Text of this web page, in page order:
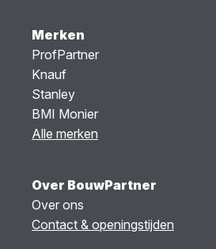
Merken
ProfPartner
Knauf
Stanley
BMI Monier
Alle merken
Over BouwPartner
Over ons
Contact & openingstijden